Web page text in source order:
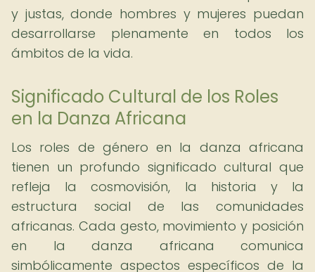
y justas, donde hombres y mujeres puedan
desarrollarse plenamente en todos los
ámbitos de la vida.
Significado Cultural de los Roles
en la Danza Africana
Los roles de género en la danza africana
tienen un profundo significado cultural que
refleja la cosmovisión, la historia y la
estructura social de las comunidades
africanas. Cada gesto, movimiento y posición
en la danza africana comunica
simbólicamente aspectos específicos de la